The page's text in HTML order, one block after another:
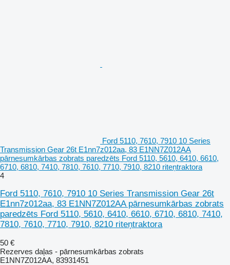
Ford 5110, 7610, 7910 10 Series
Transmission Gear 26t E1nn7z012aa, 83 E1NN7Z012AA
pārnesumkārbas zobrats paredzēts Ford 5110, 5610, 6410, 6610,
6710, 6810, 7410, 7810, 7610, 7710, 7910, 8210 riteņtraktora
4
Ford 5110, 7610, 7910 10 Series Transmission Gear 26t
E1nn7z012aa, 83 E1NN7Z012AA pārnesumkārbas zobrats
paredzēts Ford 5110, 5610, 6410, 6610, 6710, 6810, 7410,
7810, 7610, 7710, 7910, 8210 riteņtraktora
50 €
Rezerves daļas - pārnesumkārbas zobrats
E1NN7Z012AA, 83931451